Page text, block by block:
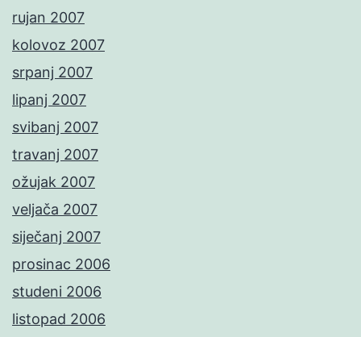
rujan 2007
kolovoz 2007
srpanj 2007
lipanj 2007
svibanj 2007
travanj 2007
ožujak 2007
veljača 2007
siječanj 2007
prosinac 2006
studeni 2006
listopad 2006